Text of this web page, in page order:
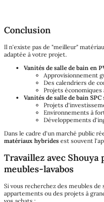
Conclusion
Il n'existe pas de "meilleur"
adaptée à votre projet.
Vanités de salle de bain en
Approvisionnement
Des calendriers de
Projets économiques
Vanités de salle de bain SPC
Projets
Environnements à
Développements
Dans le cadre d'un marché public
matériaux hybrides est souvent
Travaillez avec Shouya
meubles-lavabos
Si vous recherchez des meubles de
appartements ou des projets à